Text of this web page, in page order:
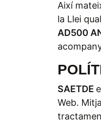
Així
la Llei
AD500
SAETDE
Web.